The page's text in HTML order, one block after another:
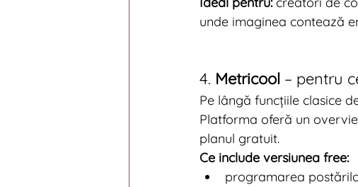
unde imaginea contează
4. Metricool – pentru
Pe lângă funcțiile clasice
Platforma oferă un
planul gratuit.
Ce include versiunea free:
programarea